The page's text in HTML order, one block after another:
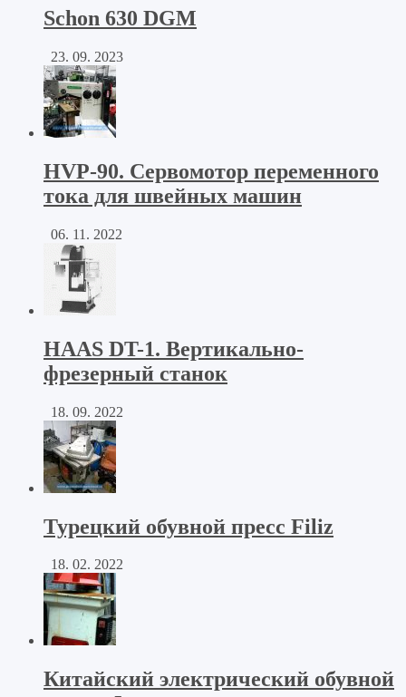
Schon 630 DGM
23. 09. 2023
HVP-90. Сервомотор переменного
тока для швейных машин
06. 11. 2022
HAAS DT-1. Вертикально-
фрезерный станок
18. 09. 2022
Турецкий обувной пресс Filiz
18. 02. 2022
Китайский электрический обувной